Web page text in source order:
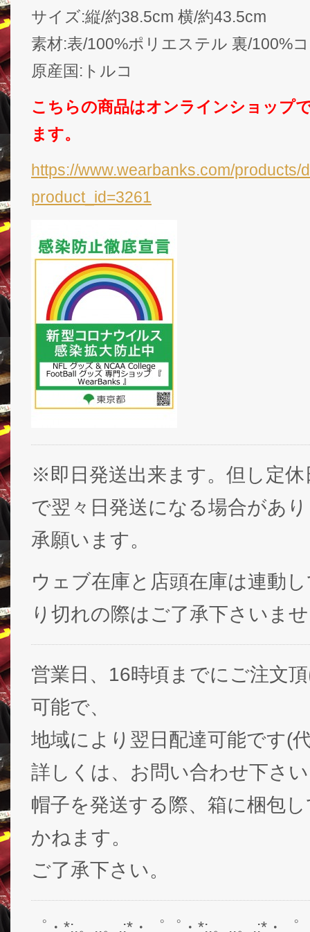
サイズ:縦/約38.5cm 横/約43.5cm
素材:表/100%ポリエステル 裏/
原産国:トルコ
こちらの商品はオンラインショップ
ます。
https://www.wearbanks.com/products/
product_id=3261
※即日発送出来ます。但し定休
で翌々日発送になる場合があ
承願います。
ウェブ在庫と店頭在庫は連動
り切れの際はご了承下さいま
営業日、16時頃までにご注文
可能で、
地域により翌日配達可能です(
詳しくは、お問い合わせ下さ
帽子を発送する際、箱に梱包
かねます。
ご了承下さい。
゜・*:.。..。.:*・゜゜・*:.。..。.:*・